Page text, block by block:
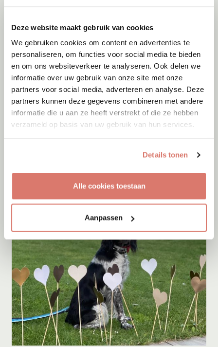
Deze website maakt gebruik van cookies
We gebruiken cookies om content en advertenties te
personaliseren, om functies voor social media te bieden
en om ons websiteverkeer te analyseren. Ook delen we
informatie over uw gebruik van onze site met onze
partners voor social media, adverteren en analyse. Deze
partners kunnen deze gegevens combineren met andere
informatie die u aan ze heeft verstrekt of die ze hebben
verzameld op basis van uw gebruik van hun services.
Details tonen
Alle cookies toestaan
Aanpassen